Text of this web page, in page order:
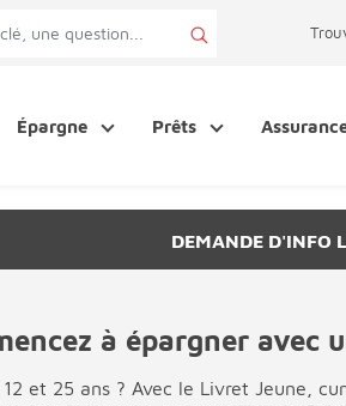
Épargne Prêts
DEMANDE D'INFO
à épargner avec
12 et 25 ans ? Avec le Livret Jeune,